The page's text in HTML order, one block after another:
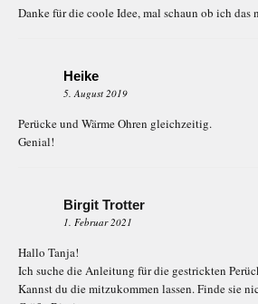
Danke für die coole Idee, mal schaun ob ich das
Heike
5. August 2019
Perücke und Wärme Ohren gleichzeitig.
Genial!
Birgit Trotter
1. Februar 2021
Hallo Tanja!
Ich suche die Anleitung für die gestrickten
Kannst du die mitzukommen lassen. Finde sie